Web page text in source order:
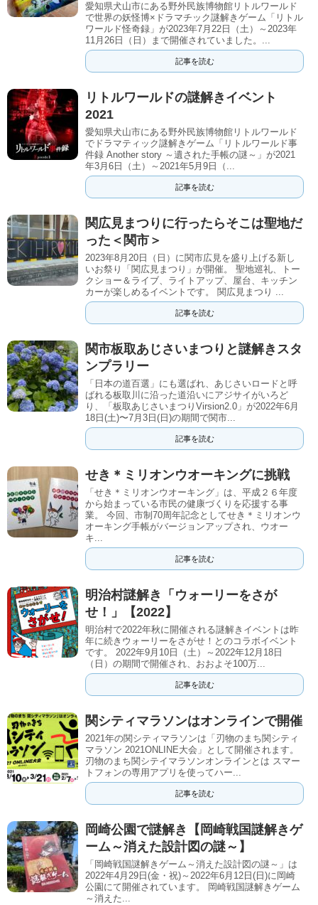
愛知県犬山市にある野外民族博物館リトルワールド
で世界の妖怪博×ドラマチック謎解きゲーム「リトル
ワールド怪奇録」が2023年7月22日（土）～2023年
11月26日（日）まで開催されていました。...
記事を読む
リトルワールドの謎解きイベント
2021
愛知県犬山市にある野外民族博物館リトルワールド
でドラマティック謎解きゲーム「リトルワールド事
件録 Another story ～遺された手帳の謎～」が2021
年3月6日（土）～2021年5月9日（...
記事を読む
関広見まつりに行ったらそこは聖地だ
った＜関市＞
2023年8月20日（日）に関市広見を盛り上げる新し
いお祭り「関広見まつり」が開催。 聖地巡礼、トー
クショー＆ライブ、ライトアップ、屋台、キッチン
カーが楽しめるイベントです。 関広見まつり ...
記事を読む
関市板取あじさいまつりと謎解きスタ
ンプラリー
「日本の道百選」にも選ばれ、あじさいロードと呼
ばれる板取川に沿った道沿いにアジサイがいろど
り、「板取あじさいまつりVirsion2.0」が2022年6月
18日(土)〜7月3日(日)の期間で関市...
記事を読む
せき＊ミリオンウオーキングに挑戦
「せき＊ミリオンウオーキング」は、平成２６年度
から始まっている市民の健康づくりを応援する事
業。 今回、市制70周年記念としてせき＊ミリオンウ
オーキング手帳がバージョンアップされ、ウオー
キ...
記事を読む
明治村謎解き「ウォーリーをさが
せ！」【2022】
明治村で2022年秋に開催される謎解きイベントは昨
年に続きウォーリーをさがせ！とのコラボイベント
です。 2022年9月10日（土）～2022年12月18日
（日）の期間で開催され、おおよそ100万...
記事を読む
関シティマラソンはオンラインで開催
2021年の関シティマラソンは「刃物のまち関シティ
マラソン 2021ONLINE大会」として開催されます。
刃物のまち関シテイマラソンオンラインとは スマー
トフォンの専用アプリを使ってハー...
記事を読む
岡崎公園で謎解き【岡崎戦国謎解きゲ
ーム～消えた設計図の謎～】
「岡崎戦国謎解きゲーム～消えた設計図の謎～」は
2022年4月29日(金・祝)～2022年6月12日(日)に岡崎
公園にて開催されています。 岡崎戦国謎解きゲーム
～消えた...